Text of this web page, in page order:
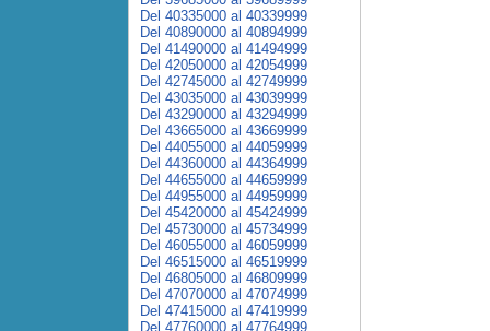
Del 40335000 al 40339999
Del 40890000 al 40894999
Del 41490000 al 41494999
Del 42050000 al 42054999
Del 42745000 al 42749999
Del 43035000 al 43039999
Del 43290000 al 43294999
Del 43665000 al 43669999
Del 44055000 al 44059999
Del 44360000 al 44364999
Del 44655000 al 44659999
Del 44955000 al 44959999
Del 45420000 al 45424999
Del 45730000 al 45734999
Del 46055000 al 46059999
Del 46515000 al 46519999
Del 46805000 al 46809999
Del 47070000 al 47074999
Del 47415000 al 47419999
Del 47760000 al 47764999